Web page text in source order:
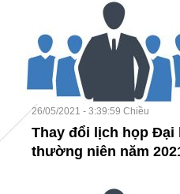
26/05/2021 - 3:39:59 Chiều
Thay đổi lịch họp Đại
thường niên năm